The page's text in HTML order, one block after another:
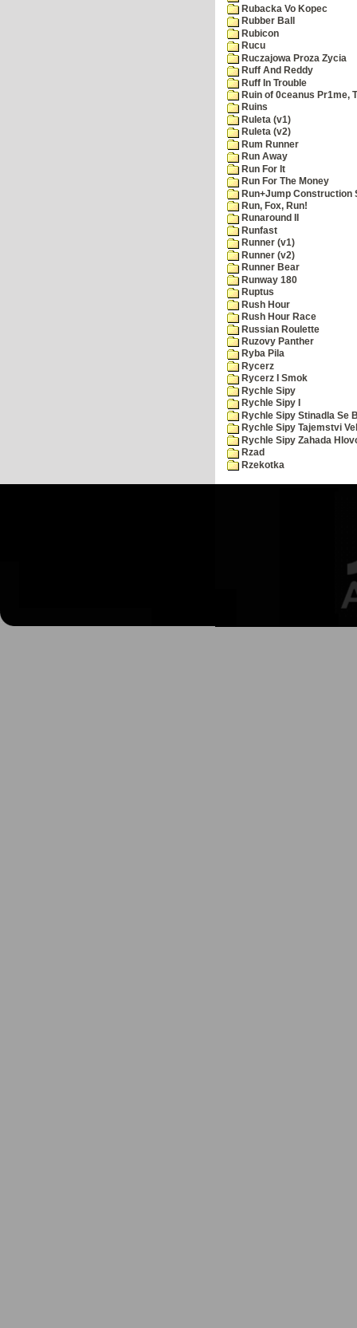
Rubacka Vo Kopec
Rubber Ball
Rubicon
Rucu
Ruczajowa Proza Zycia
Ruff And Reddy
Ruff In Trouble
Ruin of 0ceanus Pr1me,
Ruins
Ruleta (v1)
Ruleta (v2)
Rum Runner
Run Away
Run For It
Run For The Money
Run+Jump Construction
Run, Fox, Run!
Runaround II
Runfast
Runner (v1)
Runner (v2)
Runner Bear
Runway 180
Ruptus
Rush Hour
Rush Hour Race
Russian Roulette
Ruzovy Panther
Ryba Pila
Rycerz
Rycerz I Smok
Rychle Sipy
Rychle Sipy I
Rychle Sipy Stinadla Se
Rychle Sipy Tajemstvi
Rychle Sipy Zahada
Rzad
Rzekotka